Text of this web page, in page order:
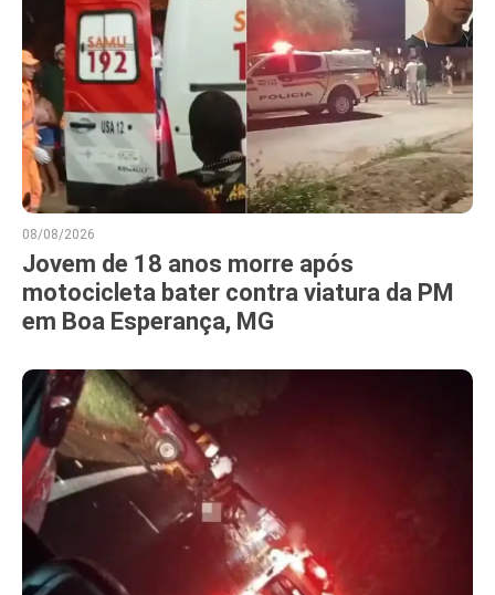
08/08/2026
Jovem de 18 anos morre após
motocicleta bater contra viatura da PM
em Boa Esperança, MG